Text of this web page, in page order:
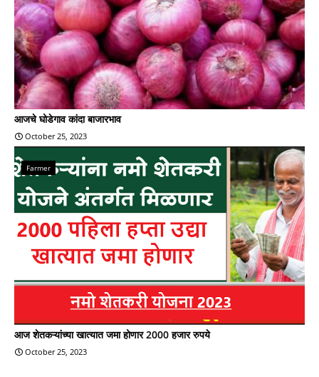
आजचे घोडेगाव कांदा बाजारभाव
October 25, 2023
Farmer
आज शेतकऱ्यांच्या खात्यात जमा होणार 2000 हजार रुपये
October 25, 2023